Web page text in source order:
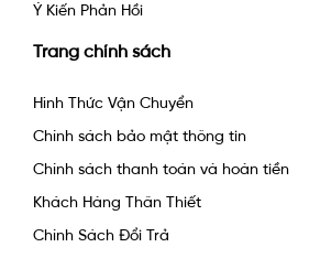
Ý Kiến Phản Hồi
Trang chính sách
Hình Thức Vận Chuyển
Chính sách bảo mật thông tin
Chính sách thanh toán và hoàn tiền
Khách Hàng Thân Thiết
Chính Sách Đổi Trả